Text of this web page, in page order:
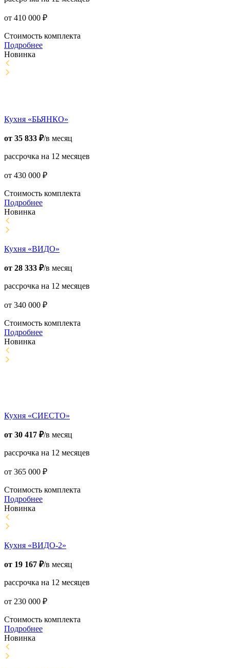
от 410 000 ₽
Стоимость комплекта
Подробнее
Новинка
Кухня «БЬЯНКО»
от 35 833 ₽/в месяц
рассрочка на 12 месяцев
от 430 000 ₽
Стоимость комплекта
Подробнее
Новинка
Кухня «ВИДО»
от 28 333 ₽/в месяц
рассрочка на 12 месяцев
от 340 000 ₽
Стоимость комплекта
Подробнее
Новинка
Кухня «СИЕСТО»
от 30 417 ₽/в месяц
рассрочка на 12 месяцев
от 365 000 ₽
Стоимость комплекта
Подробнее
Новинка
Кухня «ВИДО-2»
от 19 167 ₽/в месяц
рассрочка на 12 месяцев
от 230 000 ₽
Стоимость комплекта
Подробнее
Новинка